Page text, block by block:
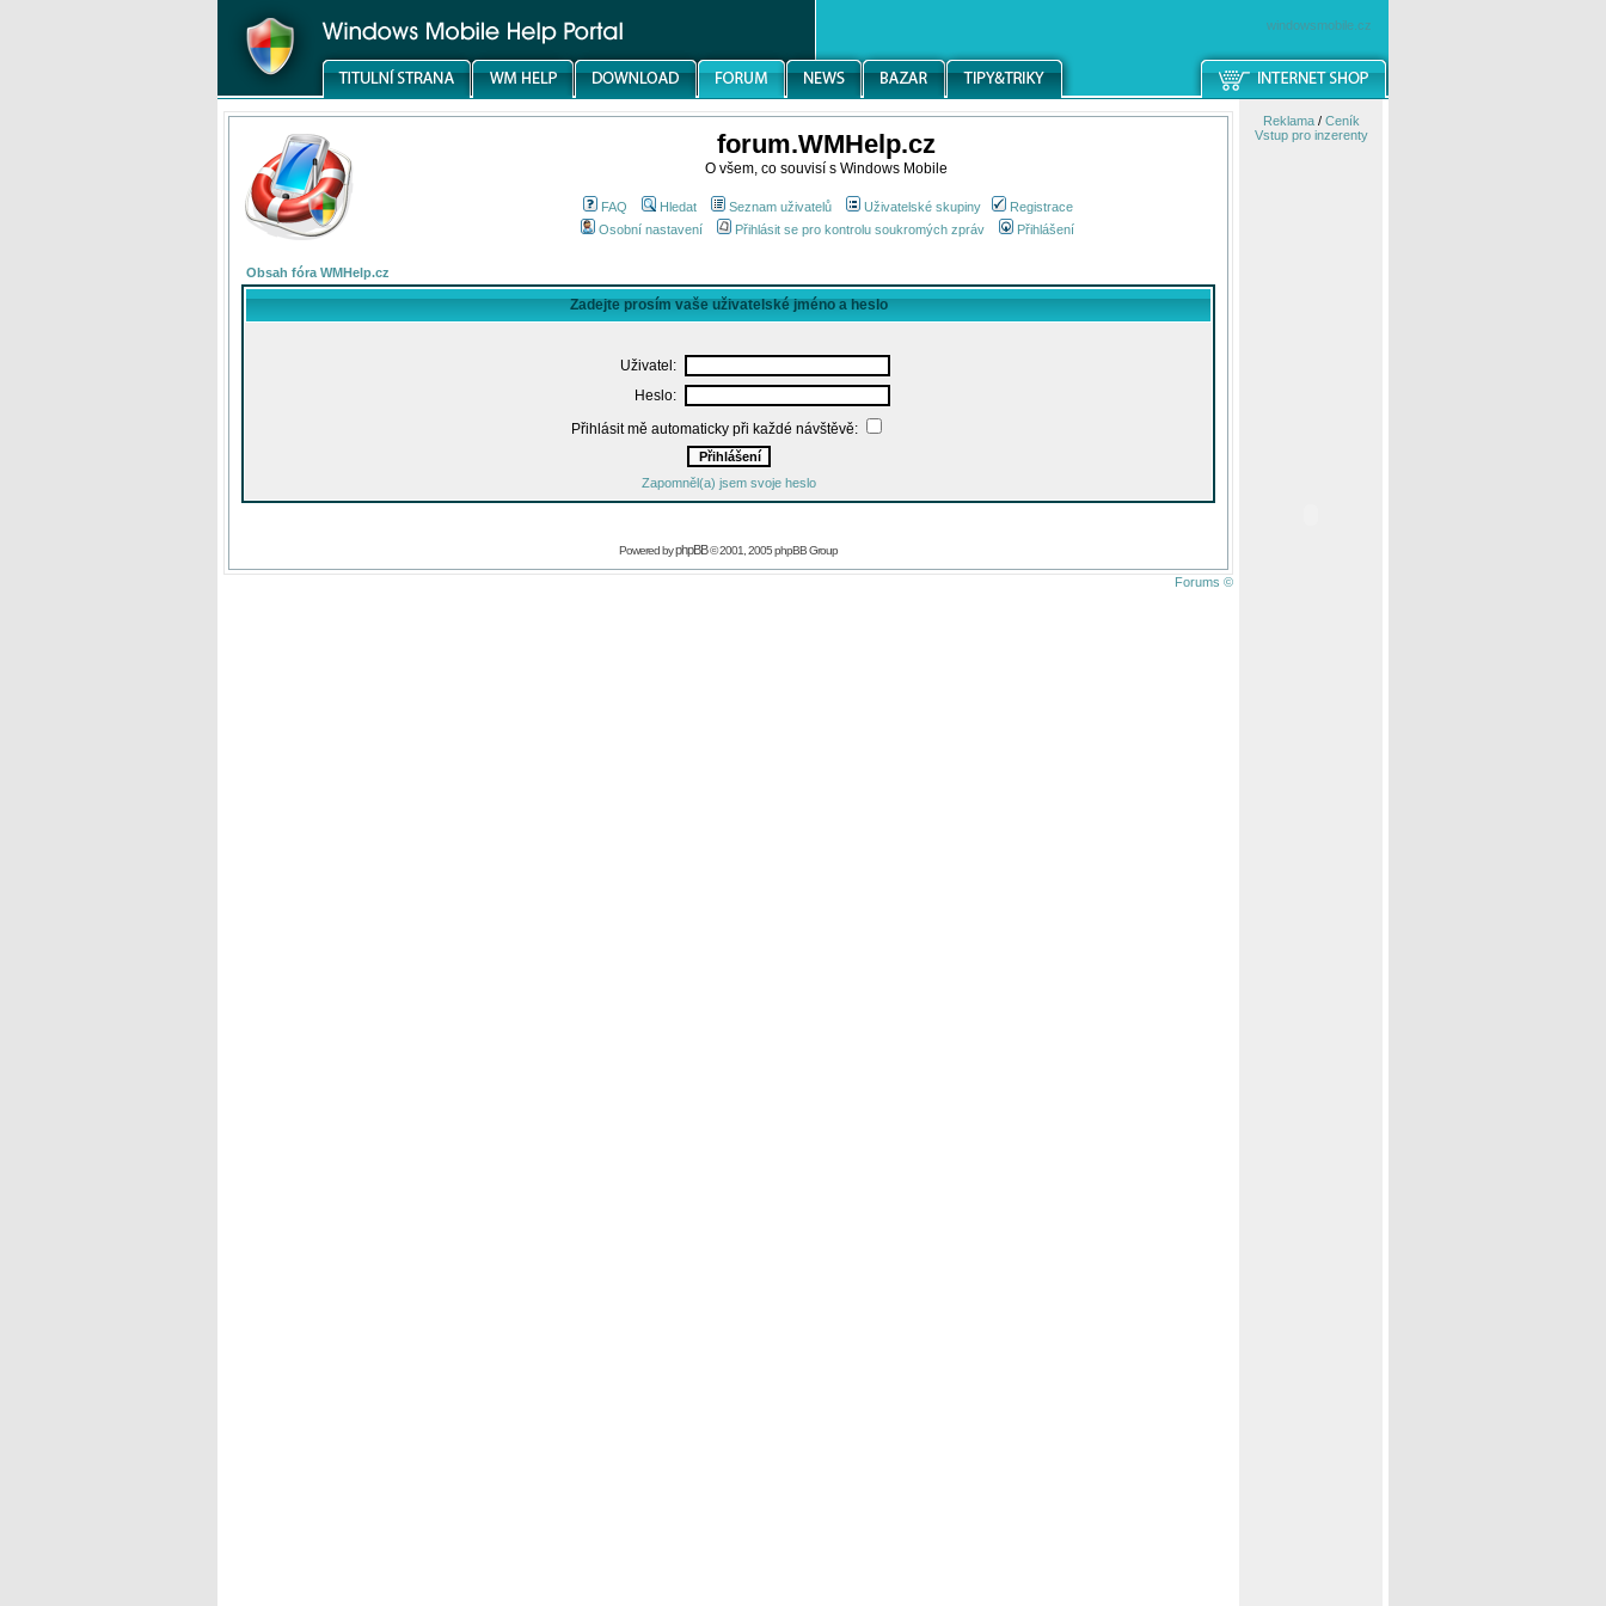
windowsmobile.cz
forum.WMHelp.cz
O všem, co souvisí s Windows Mobile
FAQ Hledat Seznam uživatelů Uživatelské skupiny
Registrace
Osobní nastavení
Přihlásit se pro kontrolu soukromých zpráv Přihlášení
Obsah fóra WMHelp.cz
Zadejte prosím vaše uživatelské jméno a heslo
Uživatel:
Heslo:
Přihlásit mě automaticky při každé návštěvě:
Zapomněl(a) jsem svoje heslo
Powered byphpBB© 2001, 2005 phpBB Group
Forums ©
Reklama/ Ceník
Vstup pro inzerenty